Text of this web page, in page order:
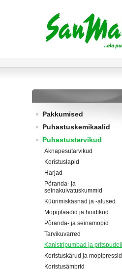
Pakkumised
Puhastuskemikaalid
Puhastustarvikud
Aknapesutarvikud
Koristuslapid
Harjad
Põranda- ja
seinakuivatuskummid
Küürimiskäsnad ja -alused
Mopiplaadid ja hoidikud
Põranda- ja seinamopid
Tarvikuvarred
Kanistripumbad ja
Koristuskärud ja mopipressid
Koristusämbrid